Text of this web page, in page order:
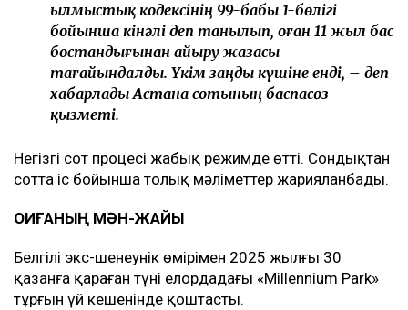
Қылмыстық кодексінің 99-бабы 1-бөлігі
бойынша кінәлі деп танылып, оған 11 жыл бас
бостандығынан айыру жазасы
тағайындалды. Үкім заңды күшіне енді, – деп
хабарлады Астана сотының баспасөз
қызметі.
Негізгі сот процесі жабық режимде өтті. Сондықтан
сотта іс бойынша толық мәліметтер жарияланбады.
ОҚИҒАНЫҢ МӘН-ЖАЙЫ
Белгілі экс-шенеунік өмірімен 2025 жылғы 30
қазанға қараған түні елордадағы «Millennium Park»
тұрғын үй кешенінде қоштасты.